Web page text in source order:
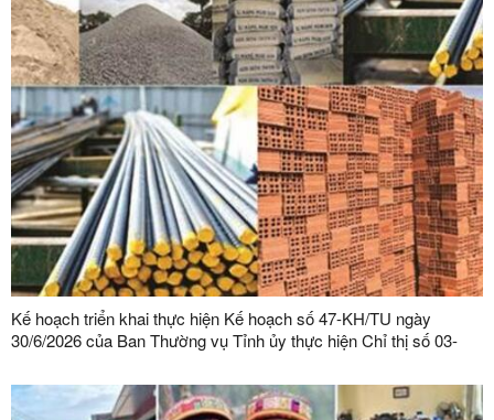
Kế hoạch triển khai thực hiện Kế hoạch số 47-KH/TU ngày
30/6/2026 của Ban Thường vụ Tỉnh ủy thực hiện Chỉ thị số 03-
đạo của Đảng đối với công tác quản lý, phát triển vật liệu xây
dựng trong giai đoạn mới